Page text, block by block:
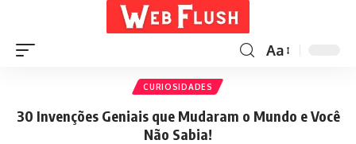
Aa
CURIOSIDADES
30 Invenções Geniais que Mudaram o Mundo e Você
Não Sabia!